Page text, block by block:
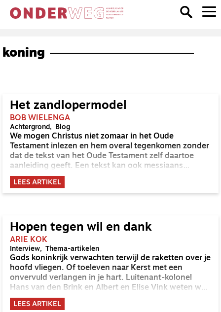
koning
Het zandlopermodel
BOB WIELENGA
Achtergrond Blog
We mogen Christus niet zomaar in het Oude
Testament inlezen en hem overal tegenkomen zonder
dat de tekst van het Oude Testament zelf daartoe
aanleiding geeft. Een tekst kan ook messiaans
overvraagd worden. Hoe ging Henk de Jong hiermee
om?
LEES ARTIKEL
Hopen tegen wil en dank
ARIE KOK
Interview Thema-artikelen
Gods koninkrijk verwachten terwijl de raketten over je
hoofd vliegen. Of toeleven naar Kerst met een
onvervuld verlangen in je hart. Luitenant-kolonel
Hans van den Brink en Albert en Elise Vink weten wat
het is. ‘Nu het advent wordt, weten we weer waaruit
we hoop putten.’
LEES ARTIKEL